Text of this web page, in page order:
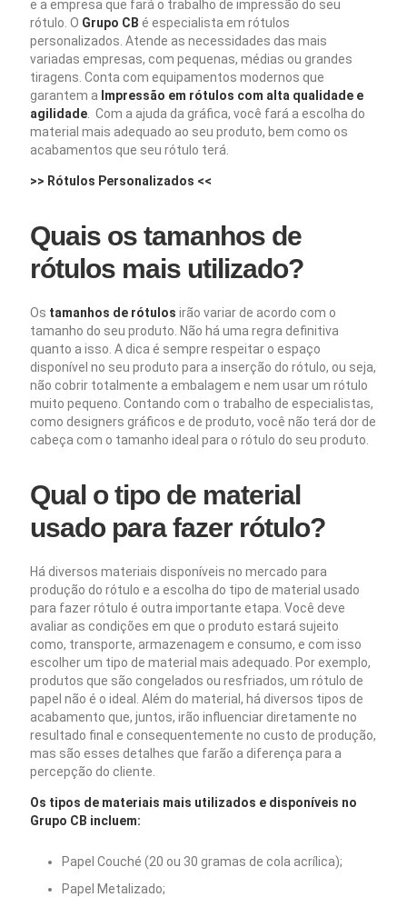
e a empresa que fará o trabalho de impressão do seu
rótulo. O Grupo CB é especialista em rótulos
personalizados. Atende as necessidades das mais
variadas empresas, com pequenas, médias ou grandes
tiragens. Conta com equipamentos modernos que
garantem a Impressão em rótulos com alta qualidade e
agilidade. Com a ajuda da gráfica, você fará a escolha do
material mais adequado ao seu produto, bem como os
acabamentos que seu rótulo terá.
>> Rótulos Personalizados <<
Quais os tamanhos de
rótulos mais utilizado?
Os tamanhos de rótulos irão variar de acordo com o
tamanho do seu produto. Não há uma regra definitiva
quanto a isso. A dica é sempre respeitar o espaço
disponível no seu produto para a inserção do rótulo, ou seja,
não cobrir totalmente a embalagem e nem usar um rótulo
muito pequeno. Contando com o trabalho de especialistas,
como designers gráficos e de produto, você não terá dor de
cabeça com o tamanho ideal para o rótulo do seu produto.
Qual o tipo de material
usado para fazer rótulo?
Há diversos materiais disponíveis no mercado para
produção do rótulo e a escolha do tipo de material usado
para fazer rótulo é outra importante etapa. Você deve
avaliar as condições em que o produto estará sujeito
como, transporte, armazenagem e consumo, e com isso
escolher um tipo de material mais adequado. Por exemplo,
produtos que são congelados ou resfriados, um rótulo de
papel não é o ideal. Além do material, há diversos tipos de
acabamento que, juntos, irão influenciar diretamente no
resultado final e consequentemente no custo de produção,
mas são esses detalhes que farão a diferença para a
percepção do cliente.
Os tipos de materiais mais utilizados e disponíveis no
Grupo CB incluem:
Papel Couché (20 ou 30 gramas de cola acrílica);
Papel Metalizado;